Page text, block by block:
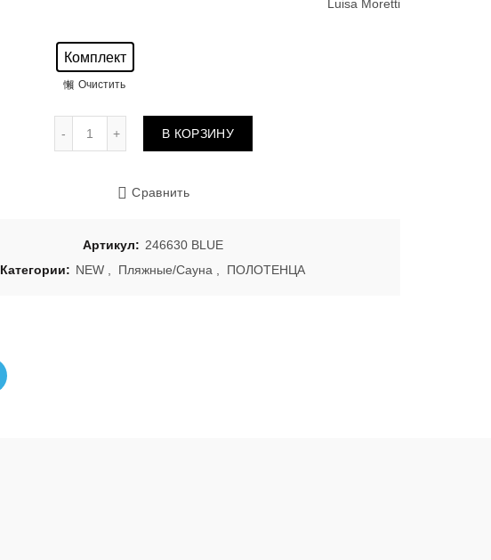
Luisa Moretti
Комплект
Очистить
В КОРЗИНУ
Сравнить
Артикул: 246630 BLUE
Категории: NEW Пляжные/Сауна ПОЛОТЕНЦА